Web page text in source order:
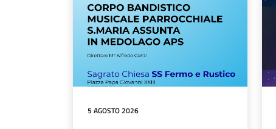
5 AGOSTO 2026